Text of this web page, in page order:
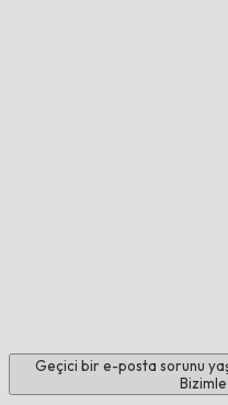
Geçici bir e-posta sorunu